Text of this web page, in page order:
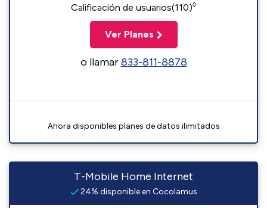
Calificación de usuarios(110)◊
Ver Planes
o llamar833-811-8878
Ahora disponibles planes de datos ilimitados
T-Mobile Home Internet
24% disponible en Cocolamus